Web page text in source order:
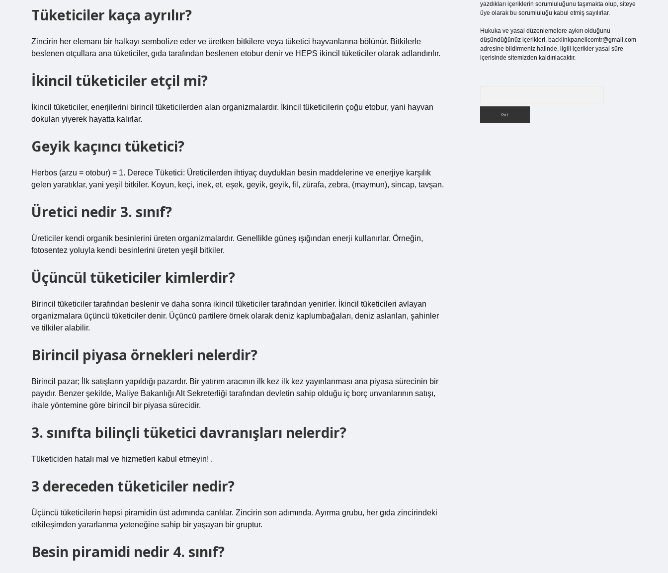
Tüketiciler kaça ayrılır?
Zincirin her elemanı bir halkayı sembolize eder ve üretken bitkilere veya tüketici hayvanlarına bölünür. Bitkilerle
beslenen otçullara ana tüketiciler, gıda tarafından beslenen etobur denir ve HEPS ikincil tüketiciler olarak adlandırılır.
İkincil tüketiciler etçil mi?
İkincil tüketiciler, enerjilerini birincil tüketicilerden alan organizmalardır. İkincil tüketicilerin çoğu etobur, yani hayvan
dokuları yiyerek hayatta kalırlar.
Geyik kaçıncı tüketici?
Herbos (arzu = otobur) = 1. Derece Tüketici: Üreticilerden ihtiyaç duydukları besin maddelerine ve enerjiye karşılık
gelen yaratıklar, yani yeşil bitkiler. Koyun, keçi, inek, et, eşek, geyik, geyik, fil, zürafa, zebra, (maymun), sincap, tavşan.
Üretici nedir 3. sınıf?
Üreticiler kendi organik besinlerini üreten organizmalardır. Genellikle güneş ışığından enerji kullanırlar. Örneğin,
fotosentez yoluyla kendi besinlerini üreten yeşil bitkiler.
Üçüncül tüketiciler kimlerdir?
Birincil tüketiciler tarafından beslenir ve daha sonra ikincil tüketiciler tarafından yenirler. İkincil tüketicileri avlayan
organizmalara üçüncü tüketiciler denir. Üçüncü partilere örnek olarak deniz kaplumbağaları, deniz aslanları, şahinler
ve tilkiler alabilir.
Birincil piyasa örnekleri nelerdir?
Birincil pazar; İlk satışların yapıldığı pazardır. Bir yatırım aracının ilk kez ilk kez yayınlanması ana piyasa sürecinin bir
payıdır. Benzer şekilde, Maliye Bakanlığı Alt Sekreterliği tarafından devletin sahip olduğu iç borç unvanlarının satışı,
ihale yöntemine göre birincil bir piyasa sürecidir.
3. sınıfta bilinçli tüketici davranışları nelerdir?
Tüketiciden hatalı mal ve hizmetleri kabul etmeyin! .
3 dereceden tüketiciler nedir?
Üçüncü tüketicilerin hepsi piramidin üst adımında canlılar. Zincirin son adımında. Ayırma grubu, her gıda zincirindeki
etkileşimden yararlanma yeteneğine sahip bir yaşayan bir gruptur.
Besin piramidi nedir 4. sınıf?
yazdıkları içeriklerin sorumluluğunu taşımakta olup, siteye
üye olarak bu sorumluluğu kabul etmiş sayılırlar.
Hukuka ve yasal düzenlemelere aykırı olduğunu
düşündüğünüz içerikleri, backlinkpanelicomtr@gmail.com
adresine bildirmeniz halinde, ilgili içerikler yasal süre
içerisinde sitemizden kaldırılacaktır.